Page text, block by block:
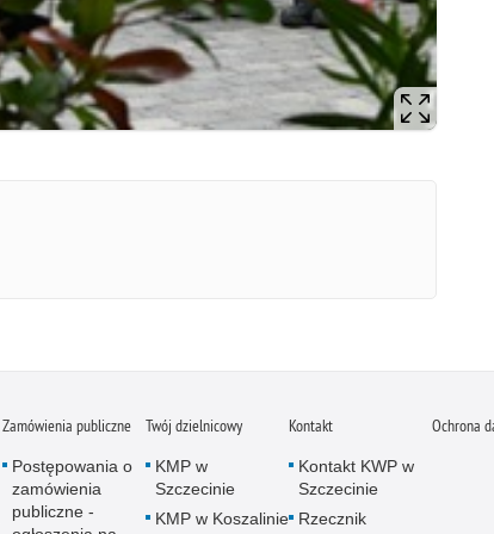
Zamówienia publiczne
Postępowania o
zamówienia
publiczne -
Twój dzielnicowy
KMP w
Szczecinie
KMP w Koszalinie
Kontakt
Kontakt KWP w
Szczecinie
Rzecznik
Ochrona